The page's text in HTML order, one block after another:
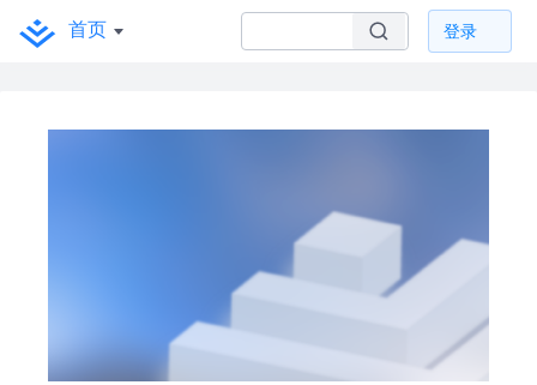
首页 登录